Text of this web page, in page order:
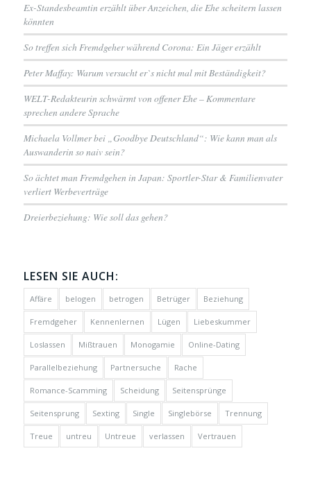
Ex-Standesbeamtin erzählt über Anzeichen, die Ehe scheitern lassen
könnten
So treffen sich Fremdgeher während Corona: Ein Jäger erzählt
Peter Maffay: Warum versucht er`s nicht mal mit Beständigkeit?
WELT-Redakteurin schwärmt von offener Ehe – Kommentare
sprechen andere Sprache
Michaela Vollmer bei „Goodbye Deutschland“: Wie kann man als
Auswanderin so naiv sein?
So ächtet man Fremdgehen in Japan: Sportler-Star & Familienvater
verliert Werbeverträge
Dreierbeziehung: Wie soll das gehen?
LESEN SIE AUCH:
Affäre belogen betrogen Betrüger Beziehung
Fremdgeher Kennenlernen Lügen Liebeskummer
Loslassen Mißtrauen Monogamie Online-Dating
Parallelbeziehung Partnersuche Rache
Romance-Scamming Scheidung Seitensprünge
Seitensprung Sexting Single Singlebörse Trennung
Treue untreu Untreue verlassen Vertrauen